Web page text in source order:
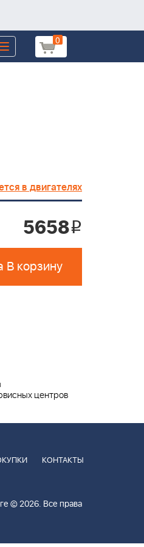
0
Toggle
navigation
в двигателях
5658i
В корзину
центров
КОНТАКТЫ
© 2026. Все права